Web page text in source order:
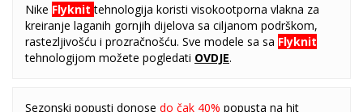
Nike Flyknit tehnologija koristi visokootporna vlakna za
kreiranje laganih gornjih dijelova sa ciljanom podrškom,
rastezljivošću i prozračnošću. Sve modele sa sa Flyknit
tehnologijom možete pogledati OVDJE.
Sezonski popusti donose do čak 40% popusta na hit